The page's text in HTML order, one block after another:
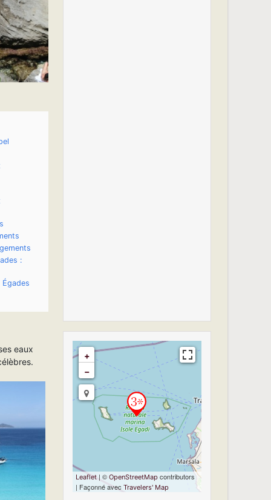
:
eaux
Travelers' Map is
loading...
If you see this after
your page is
loaded completely,
leafletJS files are
+
−
Leaflet | ©OpenStreetMap contributors
| Façonné avecTravelers' Map